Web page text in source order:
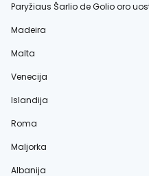
Paryžiaus Šarlio de Golio oro
Madeira
Malta
Venecija
Islandija
Roma
Maljorka
Albanija